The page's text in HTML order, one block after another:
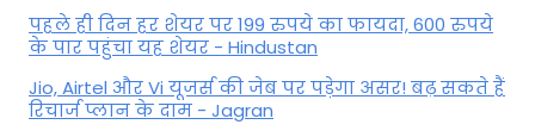
पहले ही दिन हर शेयर पर 199 रुपये का फायदा, 600 रुपये
के पार पहुंचा यह शेयर - Hindustan
Jio, Airtel और Vi यूजर्स की जेब पर पड़ेगा असर! बढ़ सकते हैं
रिचार्ज प्लान के दाम - Jagran